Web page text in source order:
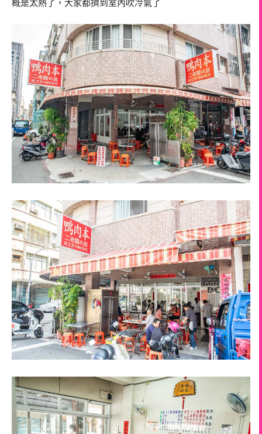
概是太熱了，大家都擠到室內吹冷氣了